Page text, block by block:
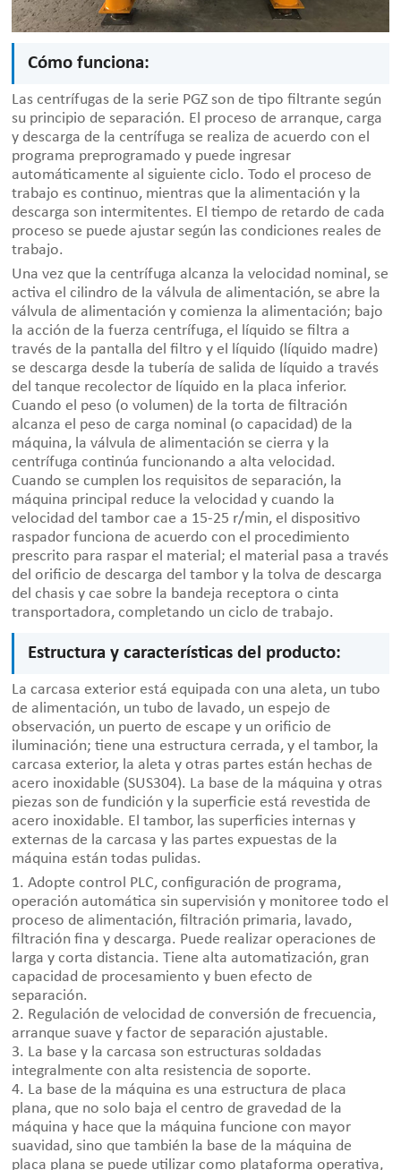
Cómo funciona:
Las centrífugas de la serie PGZ son de tipo filtrante según
su principio de separación. El proceso de arranque, carga
y descarga de la centrífuga se realiza de acuerdo con el
programa preprogramado y puede ingresar
automáticamente al siguiente ciclo. Todo el proceso de
trabajo es continuo, mientras que la alimentación y la
descarga son intermitentes. El tiempo de retardo de cada
proceso se puede ajustar según las condiciones reales de
trabajo.
Una vez que la centrífuga alcanza la velocidad nominal, se
activa el cilindro de la válvula de alimentación, se abre la
válvula de alimentación y comienza la alimentación; bajo
la acción de la fuerza centrífuga, el líquido se filtra a
través de la pantalla del filtro y el líquido (líquido madre)
se descarga desde la tubería de salida de líquido a través
del tanque recolector de líquido en la placa inferior.
Cuando el peso (o volumen) de la torta de filtración
alcanza el peso de carga nominal (o capacidad) de la
máquina, la válvula de alimentación se cierra y la
centrífuga continúa funcionando a alta velocidad.
Cuando se cumplen los requisitos de separación, la
máquina principal reduce la velocidad y cuando la
velocidad del tambor cae a 15-25 r/min, el dispositivo
raspador funciona de acuerdo con el procedimiento
prescrito para raspar el material; el material pasa a través
del orificio de descarga del tambor y la tolva de descarga
del chasis y cae sobre la bandeja receptora o cinta
transportadora, completando un ciclo de trabajo.
Estructura y características del producto:
La carcasa exterior está equipada con una aleta, un tubo
de alimentación, un tubo de lavado, un espejo de
observación, un puerto de escape y un orificio de
iluminación; tiene una estructura cerrada, y el tambor, la
carcasa exterior, la aleta y otras partes están hechas de
acero inoxidable (SUS304). La base de la máquina y otras
piezas son de fundición y la superficie está revestida de
acero inoxidable. El tambor, las superficies internas y
externas de la carcasa y las partes expuestas de la
máquina están todas pulidas.
1. Adopte control PLC, configuración de programa,
operación automática sin supervisión y monitoree todo el
proceso de alimentación, filtración primaria, lavado,
filtración fina y descarga. Puede realizar operaciones de
larga y corta distancia. Tiene alta automatización, gran
capacidad de procesamiento y buen efecto de
separación.
2. Regulación de velocidad de conversión de frecuencia,
arranque suave y factor de separación ajustable.
3. La base y la carcasa son estructuras soldadas
integralmente con alta resistencia de soporte.
4. La base de la máquina es una estructura de placa
plana, que no solo baja el centro de gravedad de la
máquina y hace que la máquina funcione con mayor
suavidad, sino que también la base de la máquina de
placa plana se puede utilizar como plataforma operativa,